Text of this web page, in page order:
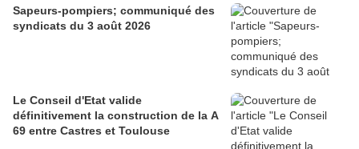
Sapeurs-pompiers; communiqué des
syndicats du 3 août 2026
Le Conseil d'Etat valide
définitivement la construction de la A
69 entre Castres et Toulouse